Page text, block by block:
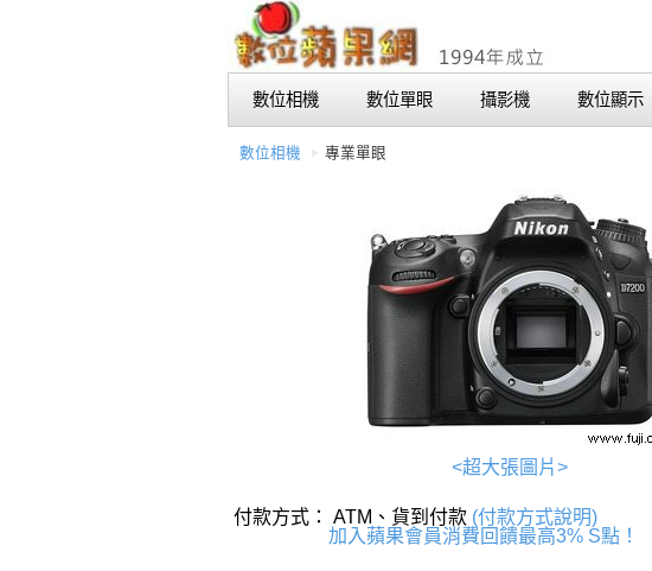
數位相機 數位單眼 攝影機 數位顯示
數位相機 專業單眼
<超大張圖片>
付款方式： ATM、貨到付款 (付款方式說明)
加入蘋果會員消費回饋最高3% S點！